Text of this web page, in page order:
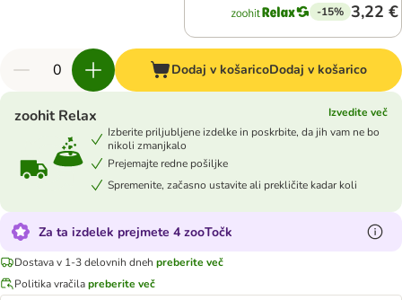
-15% 3,22 €
Dodaj v košaricoDodaj v košarico
zoohit Relax
Izvedite več
Izberite priljubljene izdelke in poskrbite, da jih vam ne bo
nikoli zmanjkalo
Prejemajte redne pošiljke
Spremenite, začasno ustavite ali prekličite kadar koli
Za ta izdelek prejmete 4 zooTočk
Dostava v 1-3 delovnih dneh preberite več
Politika vračilapreberite več